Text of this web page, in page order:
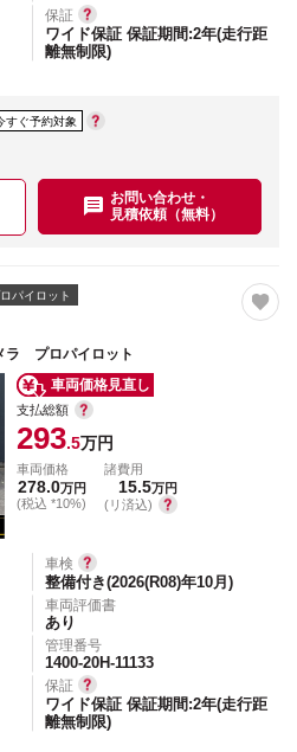
保証
ワイド保証 保証期間:2年(走行距
離無制限)
すぐ予約対象
お問い合わせ・
見積依頼（無料）
パイロット
ラ プロパイロット
車両価格見直し
支払総額
293.5万円
車両価格
278.0万円
(税込 *10%)
諸費用
15.5万円
(リ済込)
車検
整備付き(2026(R08)年10月)
車両評価書
あり
管理番号
1400-20H-11133
保証
ワイド保証 保証期間:2年(走行距
離無制限)